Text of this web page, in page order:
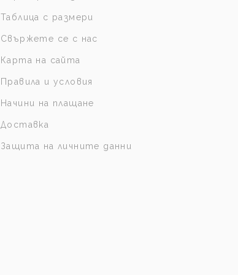
Таблица с размери
Свържете се с нас
Карта на сайта
Правила и условия
Начини на плащане
Доставка
Защита на личните данни